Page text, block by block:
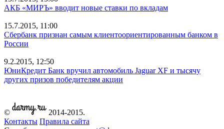
АКБ «МИРЪ» вводит новые ставки по вкладам
15.7.2015, 11:00
Сбербанк признан самым клиентоориентированным банком в
России
9.2.2015, 12:50
ЮниКредит Банк вручил автомобиль Jaguar XF и тысячу
других призов победителям акции
©
2014-2015.
Контакты Правила сайта